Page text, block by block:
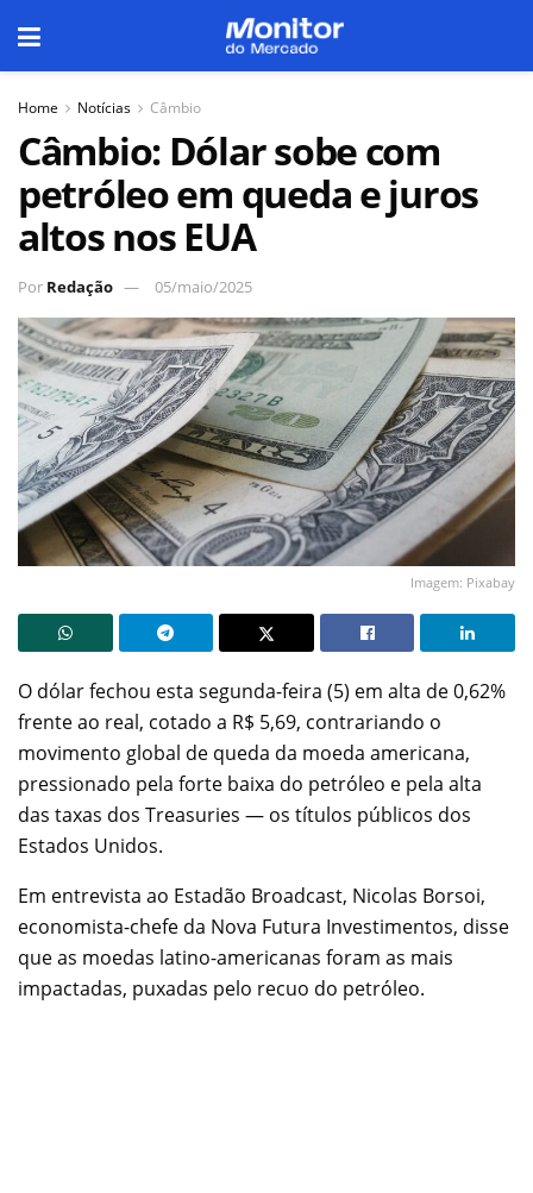
Home Notícias Câmbio
Câmbio: Dólar sobe com
petróleo em queda e juros
altos nos EUA
Por Redação 05/maio/2025
Imagem: Pixabay
O dólar fechou esta segunda-feira (5) em alta de 0,62%
frente ao real, cotado a R$ 5,69, contrariando o
movimento global de queda da moeda americana,
pressionado pela forte baixa do petróleo e pela alta
das taxas dos Treasuries — os títulos públicos dos
Estados Unidos.
Em entrevista ao Estadão Broadcast, Nicolas Borsoi,
economista-chefe da Nova Futura Investimentos, disse
que as moedas latino-americanas foram as mais
impactadas, puxadas pelo recuo do petróleo.